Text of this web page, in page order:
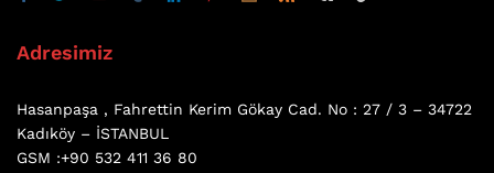
Adresimiz
Hasanpaşa , Fahrettin Kerim Gökay Cad. No : 27 / 3 – 34722
Kadıköy – İSTANBUL
GSM :+90 532 411 36 80